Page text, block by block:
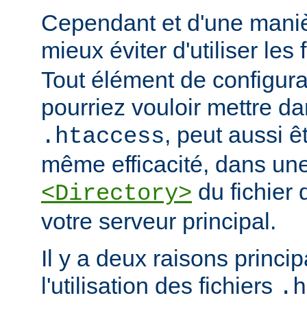
Cependant et d'une
mieux éviter d'utiliser les
Tout élément de
pourriez vouloir mettre
.htaccess, peut aussi
même efficacité, dans
<Directory> du fichier
votre serveur principal.
Il y a deux raisons
l'utilisation des fichiers